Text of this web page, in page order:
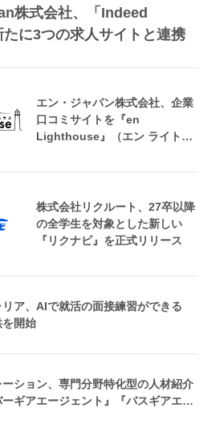
株式会社、「Indeed
に3つの求人サイトと連携
エン・ジャパン株式会社、企業
口コミサイトを『en
Lighthouse』（エン ライトハ
株式会社リクルート、27卒以降
の全学生を対象とした新しい
『リクナビ』を正式リリース
ア、AIで就活の面接練習ができる
を開始
ション、専門分野特化型の人材紹介
ギアエージェント』『バスギアエー